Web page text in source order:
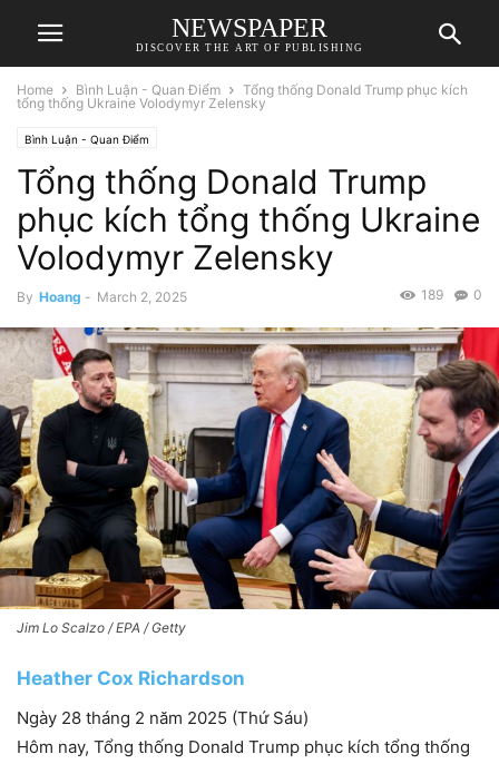
NEWSPAPER
DISCOVER THE ART OF PUBLISHING
Home Bình Luận - Quan Điểm
Tổng thống Donald Trump phục kích
tổng thống Ukraine Volodymyr Zelensky
Bình Luận - Quan Điểm
Tổng thống Donald Trump
phục kích tổng thống Ukraine
Volodymyr Zelensky
By Hoang - March 2, 2025 0
189
Jim Lo Scalzo / EPA / Getty
Heather Cox Richardson
Ngày 28 tháng 2 năm 2025 (Thứ Sáu)
Hôm nay, Tổng thống Donald Trump phục kích tổng thống